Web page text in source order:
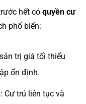
hết có quyền cư
phổ biến:
trị giá tối thiểu
ổn định.
: Cư trú liên tục và